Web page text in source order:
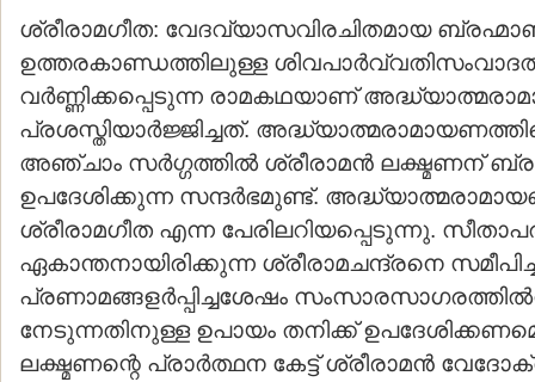
ശ്രീരാമഗീത: വേദവ്യാസവിരചിതമായ
ഉത്തരകാണ്ഡത്തിലുള്ള
വര്‍ണ്ണിക്കപ്പെടുന്ന രാമകഥയാണ്
പ്രശസ്തിയാര്‍ജ്ജിച്ചത്.
അഞ്ചാം സര്‍ഗ്ഗത്തില്‍ ശ്രീരാമന്‍ ലക്ഷ്മണന്
ഉപദേശിക്കുന്ന സന്ദര്‍ഭമുണ്ട്.
ശ്രീരാമഗീത എന്ന പേരിലറിയപ്പെടുന്നു.
ഏകാന്തനായിരിക്കുന്ന ശ്രീരാമചന്ദ്രനെ
പ്രണാമങ്ങളര്‍പ്പിച്ചശേഷം
നേടുന്നതിനുള്ള ഉപായം തനിക്ക്
ലക്ഷ്മണന്റെ പ്രാര്‍ത്ഥന കേട്ട് ശ്രീരാമന്‍